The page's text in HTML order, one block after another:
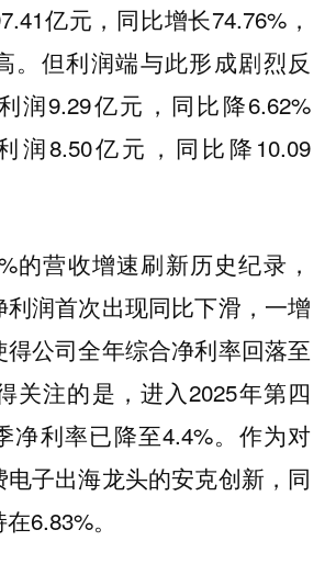
亿元，同比增长74.76%，
。但利润端与此形成剧烈反
润9.29亿元，同比降6.62%
润8.50亿元，同比降10.09
的营收增速刷新历史纪录，
利润首次出现同比下滑，一增
得公司全年综合净利率回落至
关注的是，进入2025年第四
净利率已降至4.4%。作为对
电子出海龙头的安克创新，同
6.83%。